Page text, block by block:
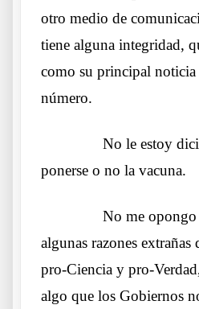
otro medio de
tiene alguna integridad,
como su principal
número.
No le estoy
ponerse o no la vacuna.
No me opongo
algunas razones
pro-Ciencia y pro-
algo que los Gobiernos